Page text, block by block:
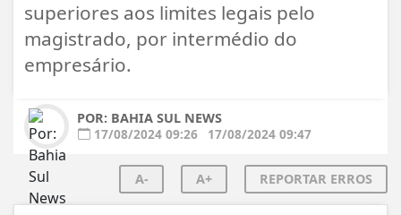
superiores aos limites legais pelo
magistrado, por intermédio do
empresário.
POR: BAHIA SUL NEWS
17/08/2024 09:26
17/08/2024 09:47
A- A+ REPORTAR ERROS